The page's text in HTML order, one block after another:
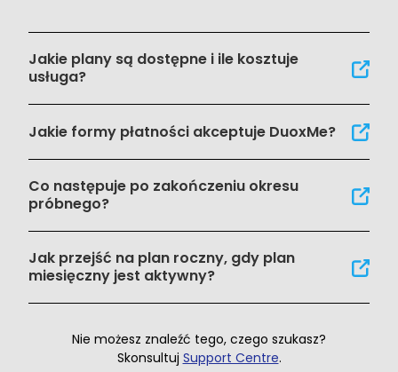
Jakie plany są dostępne i ile kosztuje
usługa?
Jakie formy płatności akceptuje DuoxMe?
Co następuje po zakończeniu okresu
próbnego?
Jak przejść na plan roczny, gdy plan
miesięczny jest aktywny?
Nie możesz znaleźć tego, czego szukasz?
Skonsultuj Support Centre.